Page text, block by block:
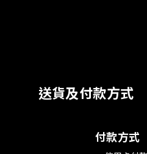
送貨及付款方式
付款方式